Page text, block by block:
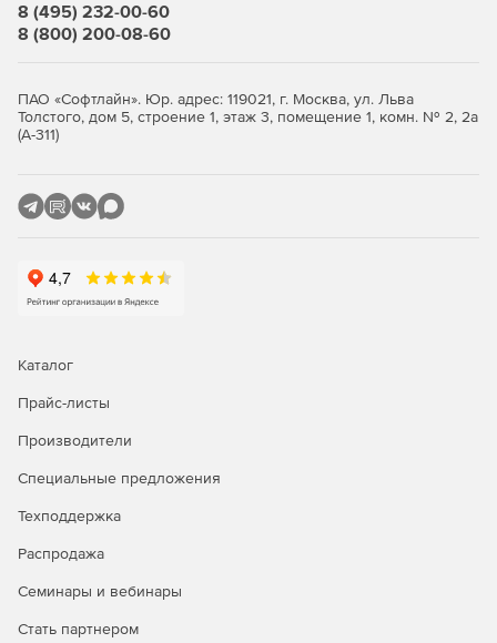
Линейные и двухмерные штрих-коды:
штрихкодов в кодировке UCC/EAN 128 в соответствии
с международными стандартами.
QR Code, PDF 417 и MicroPDF 417, MaxiCode.
стандарты Code 39, UPC/EAN, EAN 128, Code 93 и
Взаимодействие с базами данных:
Поддержка Юникода обеспечивает совместимость с
Поддержка баз данных OLE, а также ODBC и
мощный интерфейс, облегчающий взаимодействие с
базами данных и упрощающий процесс печати из них
8 (495) 232-00-60
8 (800) 200-08-60
ПАО «Софтлайн». Юр. адрес: 119021, г. Москва, ул. Льва
Толстого, дом 5, строение 1, этаж 3, помещение 1, комн. № 2, 2а
(А-311)
Каталог
Прайс-листы
Производители
Специальные предложения
Техподдержка
Распродажа
Семинары и вебинары
Стать партнером